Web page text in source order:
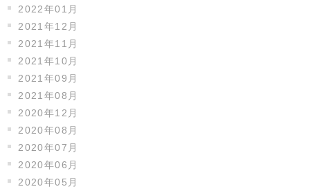
2022年01月
2021年12月
2021年11月
2021年10月
2021年09月
2021年08月
2020年12月
2020年08月
2020年07月
2020年06月
2020年05月